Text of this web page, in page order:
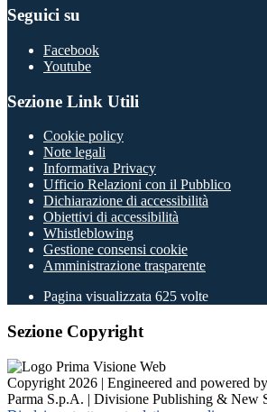
Seguici su
Facebook
Youtube
Sezione Link Utili
Cookie policy
Note legali
Informativa Privacy
Ufficio Relazioni con il Pubblico
Dichiarazione di accessibilità
Obiettivi di accessibilità
Whistleblowing
Gestione consensi cookie
Amministrazione trasparente
Pagina visualizzata 625 volte
Sezione Copyright
Copyright 2026 | Engineered and powered
Parma S.p.A. | Divisione Publishing & New